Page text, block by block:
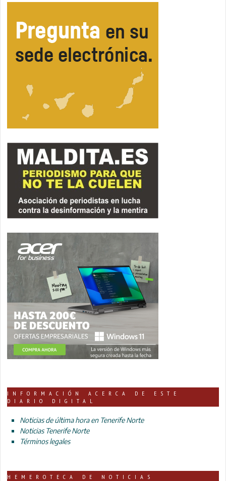
INFORMACIÓN ACERCA DE ESTE
DIARIO DIGITAL
Noticias de última hora en Tenerife Norte
Noticias Tenerife Norte
Términos legales
HEMEROTECA DE NOTICIAS